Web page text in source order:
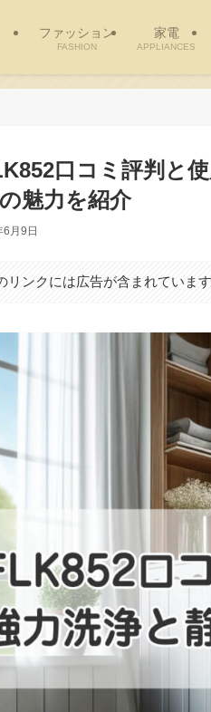
ファッション
FASHION
家電
APPLIANCES
口コミ評判と
魅力を紹介
月9日
リンクには広告が含まれています